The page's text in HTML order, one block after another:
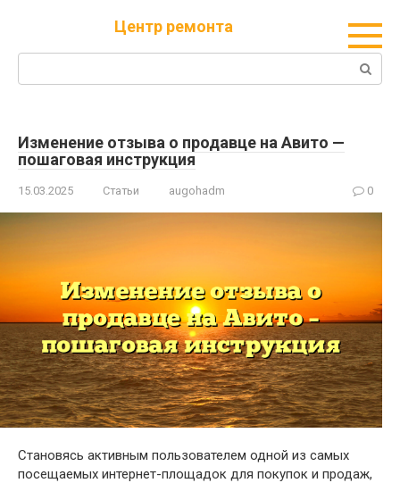
Центр ремонта
Поиск:
Изменение отзыва о продавце на Авито —
пошаговая инструкция
15.03.2025 Статьи augohadm 0
Становясь активным пользователем одной из самых
посещаемых интернет-площадок для покупок и продаж,